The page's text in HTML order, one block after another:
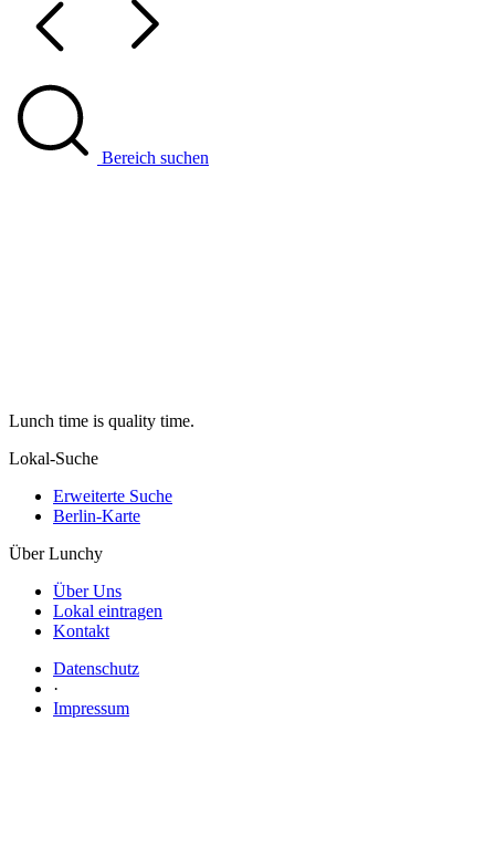
Bereich suchen
Lunch time is quality time.
Lokal-Suche
Erweiterte Suche
Berlin-Karte
Über Lunchy
Über Uns
Lokal eintragen
Kontakt
Datenschutz
·
Impressum